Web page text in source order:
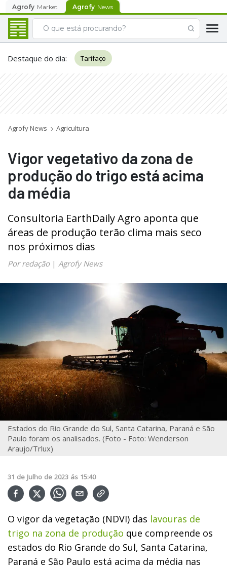
Agrofy Market Agrofy News
Destaque do dia: Tarifaço
Agrofy News Agricultura
Vigor vegetativo da zona de
produção do trigo está acima
da média
Consultoria EarthDaily Agro aponta que
áreas de produção terão clima mais seco
nos próximos dias
Por redação| Agrofy News
Estados do Rio Grande do Sul, Santa Catarina, Paraná e São
Paulo foram os analisados. (Foto - Foto: Wenderson
Araujo/Trlux)
31 de Julho de 2023 ás 15:40
O vigor da vegetação (NDVI) das lavouras de
trigo na zona de produção que compreende os
estados do Rio Grande do Sul, Santa Catarina,
Paraná e São Paulo está acima da média nas